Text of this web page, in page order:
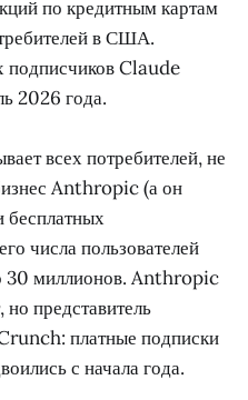
по кредитным картам
в США.
подписчиков Claude
2026 года.
всех потребителей, не
Anthropic (а он
бесплатных
числа пользователей
30 миллионов. Anthropic
представитель
платные подписки
с начала года.